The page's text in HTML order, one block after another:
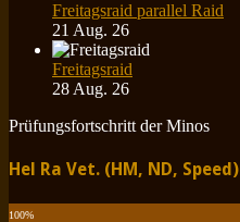
Freitagsraid parallel Raid
21 Aug. 26
Freitagsraid
28 Aug. 26
Prüfungsfortschritt der Minos
Hel Ra Vet. (HM, ND, Speed)
100%